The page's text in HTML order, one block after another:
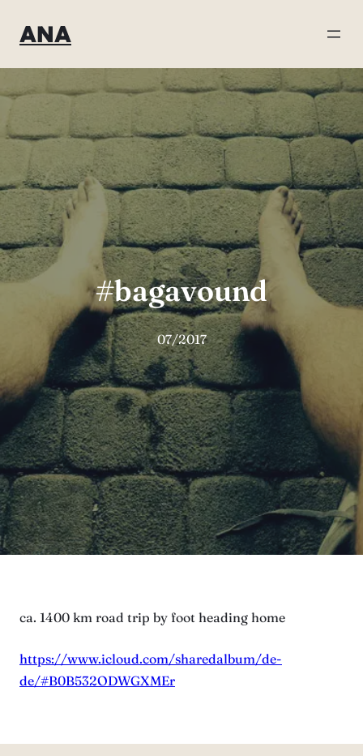
zumANA
#bagavound
07/2017
ca. 1400 km road trip by foot heading home
https://www.icloud.com/sharedalbum/de-
de/#B0B532ODWGXMEr